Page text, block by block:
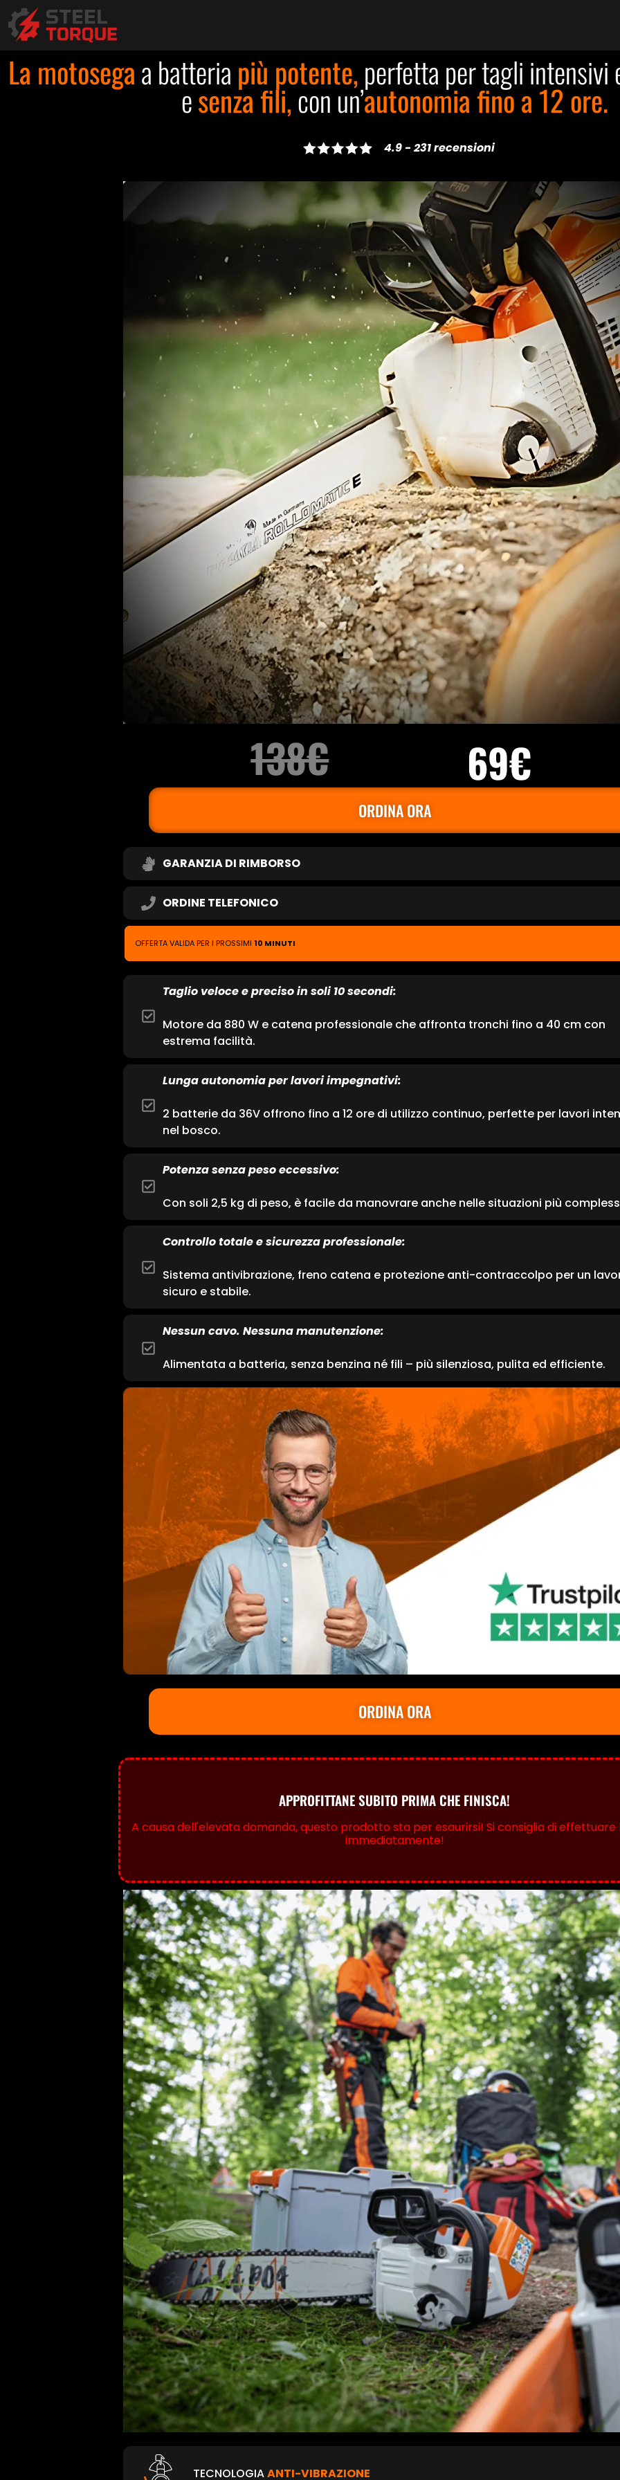
La motosegaa batteriapiù potente,perfetta per tagli
esenza fili,con un’autonomia fino a 12 ore.
4.9 - 231 recensioni
138€ 69€
ORDINA ORA
GARANZIA DI RIMBORSO
ORDINE TELEFONICO
OFFERTA VALIDA PER I PROSSIMI 10 MINUTI
Taglio veloce e preciso in soli 10 secondi:
Motore da 880 W e catena professionale che affronta tronchi fino a 40 cm con
estrema facilità.
Lunga autonomia per lavori impegnativi:
2 batterie da 36V offrono fino a 12 ore di utilizzo continuo, perfette per lavori
nel bosco.
Potenza senza peso eccessivo:
Con soli 2,5 kg di peso, è facile da manovrare anche nelle situazioni più
Controllo totale e sicurezza professionale:
Sistema antivibrazione, freno catena e protezione anti-contraccolpo per un
sicuro e stabile.
Nessun cavo. Nessuna manutenzione:
Alimentata a batteria, senza benzina né fili – più silenziosa, pulita ed efficiente.
ORDINA ORA
APPROFITTANE SUBITO PRIMA CHE FINISCA!
A causa dell'elevata domanda, questo prodotto sta per esaurirsi! Si consiglia di effettuare
immediatamente!
TECNOLOGIAANTI-VIBRAZIONE